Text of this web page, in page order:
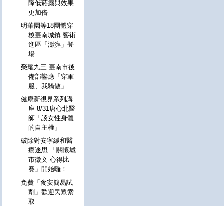
降低菸癮與效果
更加倍
明華園等18團體穿
梭臺南城鎮 藝術
進區「澎湃」登
場
榮耀九三 臺南市後
備部響應「穿軍
服、我驕傲」
健康新視界系列講
座 8/31唐心北醫
師「談女性身體
的自主權」
破除對安寧緩和醫
療迷思 「關懷城
市徵文-心得比
賽」開始囉！
免費「食安簡易試
劑」歡迎民眾索
取